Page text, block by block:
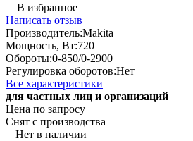
В избранное
Написать отзыв
Производитель:Makita
Мощность, Вт:720
Обороты:0-850/0-2900
Регулировка оборотов:Нет
Все характеристики
для частных лиц и организаций
Цена по запросу
Снят с производства
Нет в наличии